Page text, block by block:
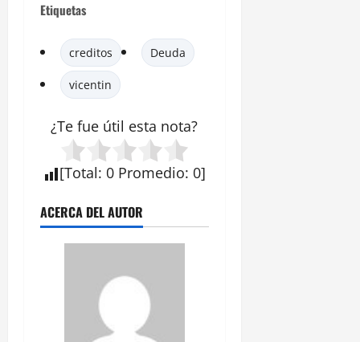
Etiquetas
creditos Deuda
vicentin
¿Te fue útil esta nota?
[Total: 0 Promedio: 0]
ACERCA DEL AUTOR